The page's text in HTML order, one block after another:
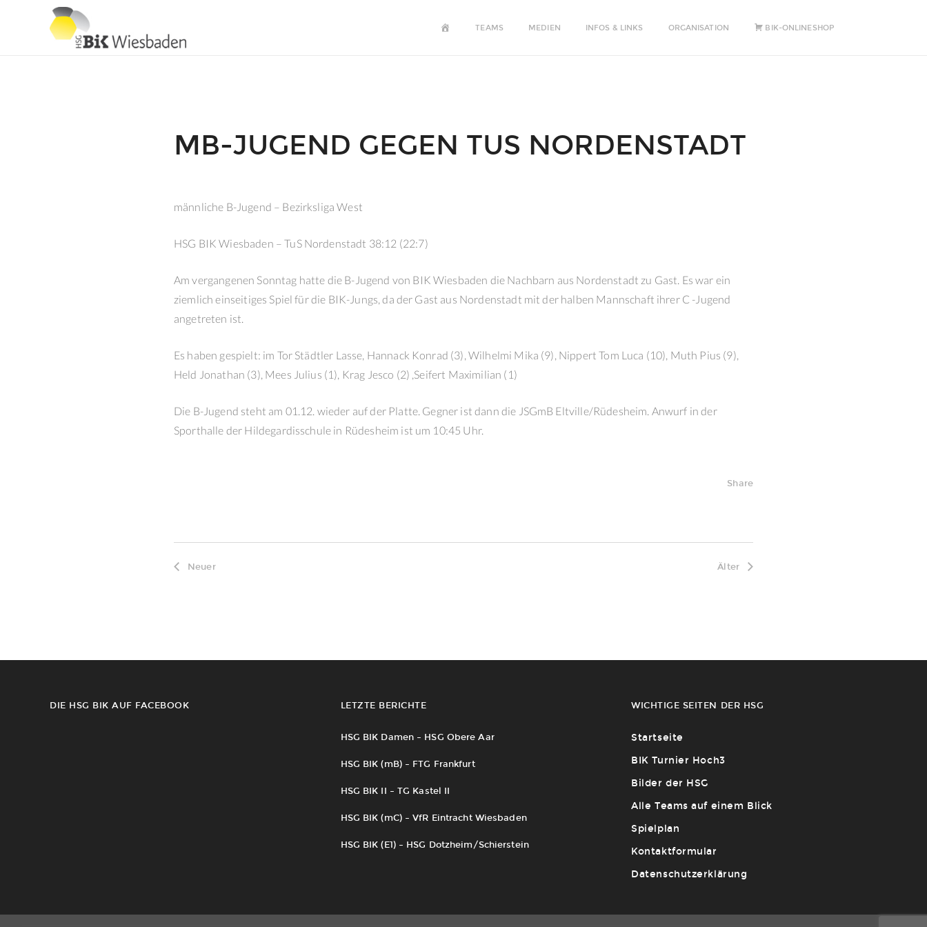
TEAMS MEDIEN INFOS & LINKS ORGANISATION BIK-ONLINESHOP
MB-JUGEND GEGEN TUS NORDENSTADT
männliche B-Jugend – Bezirksliga West
HSG BIK Wiesbaden – TuS Nordenstadt 38:12 (22:7)
Am vergangenen Sonntag hatte die B-Jugend von BIK Wiesbaden die Nachbarn aus Nordenstadt zu Gast. Es war ein
ziemlich einseitiges Spiel für die BIK-Jungs, da der Gast aus Nordenstadt mit der halben Mannschaft ihrer C -Jugend
angetreten ist.
Es haben gespielt: im Tor Städtler Lasse, Hannack Konrad (3), Wilhelmi Mika (9), Nippert Tom Luca (10), Muth Pius (9),
Held Jonathan (3), Mees Julius (1), Krag Jesco (2) ,Seifert Maximilian (1)
Die B-Jugend steht am 01.12. wieder auf der Platte. Gegner ist dann die JSGmB Eltville/Rüdesheim. Anwurf in der
Sporthalle der Hildegardisschule in Rüdesheim ist um 10:45 Uhr.
Share
Neuer Älter
DIE HSG BIK AUF FACEBOOK LETZTE BERICHTE
HSG BIK Damen – HSG Obere Aar
HSG BIK (mB) – FTG Frankfurt
HSG BIK II – TG Kastel II
HSG BIK (mC) – VfR Eintracht Wiesbaden
HSG BIK (E1) – HSG Dotzheim/Schierstein
WICHTIGE SEITEN DER HSG
Startseite
BIK Turnier Hoch3
Bilder der HSG
Alle Teams auf einem Blick
Spielplan
Kontaktformular
Datenschutzerklärung